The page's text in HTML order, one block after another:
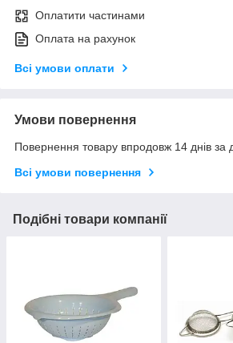
Оплатити частинами
Оплата на рахунок
Всі умови оплати
Умови повернення
Повернення товару впродовж 14 днів за
Всі умови повернення
Подібні товари компанії